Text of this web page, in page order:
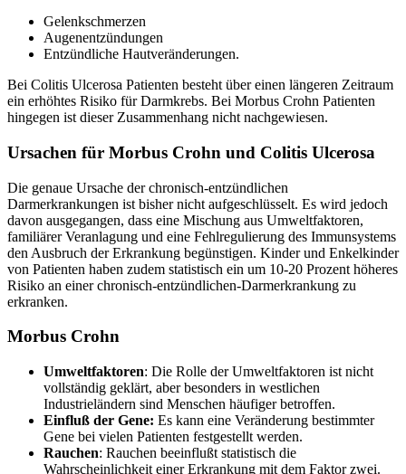
Gelenkschmerzen
Augenentzündungen
Entzündliche Hautveränderungen.
Bei Colitis Ulcerosa Patienten besteht über einen längeren Zeitraum
ein erhöhtes Risiko für Darmkrebs. Bei Morbus Crohn Patienten
hingegen ist dieser Zusammenhang nicht nachgewiesen.
Ursachen für Morbus Crohn und Colitis Ulcerosa
Die genaue Ursache der chronisch-entzündlichen
Darmerkrankungen ist bisher nicht aufgeschlüsselt. Es wird jedoch
davon ausgegangen, dass eine Mischung aus Umweltfaktoren,
familiärer Veranlagung und eine Fehlregulierung des Immunsystems
den Ausbruch der Erkrankung begünstigen. Kinder und Enkelkinder
von Patienten haben zudem statistisch ein um 10-20 Prozent höheres
Risiko an einer chronisch-entzündlichen-Darmerkrankung zu
erkranken.
Morbus Crohn
Umweltfaktoren: Die Rolle der Umweltfaktoren ist nicht
vollständig geklärt, aber besonders in westlichen
Industrieländern sind Menschen häufiger betroffen.
Einfluß der Gene: Es kann eine Veränderung bestimmter
Gene bei vielen Patienten festgestellt werden.
Rauchen: Rauchen beeinflußt statistisch die
Wahrscheinlichkeit einer Erkrankung mit dem Faktor zwei.